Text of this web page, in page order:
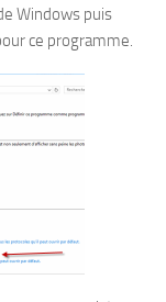
Windows puis
ce programme.